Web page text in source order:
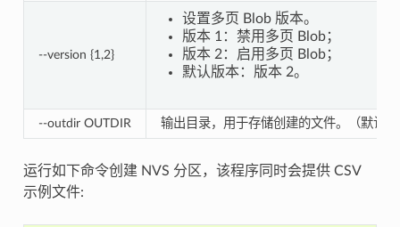
--version {1,2}
设置多页 Blob 版本。
版本 1：禁用多页 Blob；
版本 2：启用多页 Blob；
默认版本：版本 2。
--outdir OUTDIR 输出目录，用于存储创建的文件。（默认
运行如下命令创建 NVS 分区，该程序同时会提供 CSV
示例文件: